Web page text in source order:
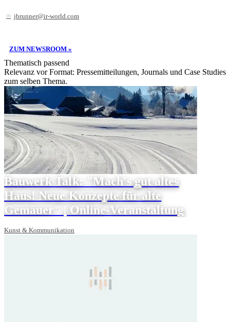
jbrunner@ir-world.com
ZUM NEWSROOM »
Thematisch passend
Relevanz vor Format: Pressemitteilungen, Journals und Case Studies
zum selben Thema.
Bauwerk Talk: "Mach's gut altes
Haus! Neue Konzepte für alte
Gemäuer" | Online-Veranstaltung
Kunst & Kommunikation